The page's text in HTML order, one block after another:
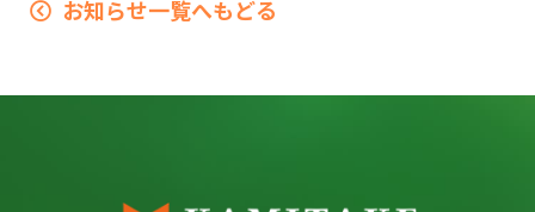
お知らせ一覧へもどる